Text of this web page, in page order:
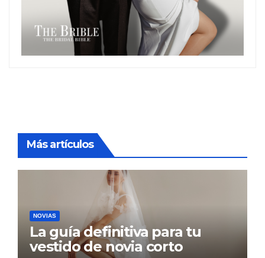
Más artículos
NOVIAS
La guía definitiva para tu
vestido de novia corto